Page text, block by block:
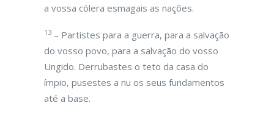
a vossa cólera esmagais as nações.
13 – Partistes para a guerra, para a salvação
do vosso povo, para a salvação do vosso
Ungido. Derrubastes o teto da casa do
ímpio, pusestes a nu os seus fundamentos
até a base.